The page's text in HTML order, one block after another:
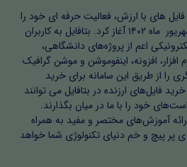
های با ارزش، فعالیت حرفه ای خود را
با اخذ مجوزهای مربوطه در شهریور ماه ۱۴۰۲ آغاز کرد. بتافایل به کاربران
اعم از پروژه‌های دانشگاهی،
افزار، افزونه، اینفوموشن و موشن گرافیک
را از طریق این سامانه برای خرید
فایل‌های ارزنده در بتافایل می توانند
خود را با ما در میان بگذارند.
آموزش‌های مختصر و مفید به همراه
ی پر پیچ و خم دنیای تکنولوژی شما خواهد